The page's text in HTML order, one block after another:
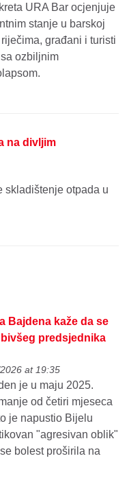
URA Bar ocjenjuje
stanje u barskoj
građani i turisti
ozbiljnim
na divljim
skladištenje otpada u
Bajdena kaže da se
predsjednika
at 19:35
je u maju 2025.
od četiri mjeseca
je napustio Bijelu
"agresivan oblik"
bolest proširila na